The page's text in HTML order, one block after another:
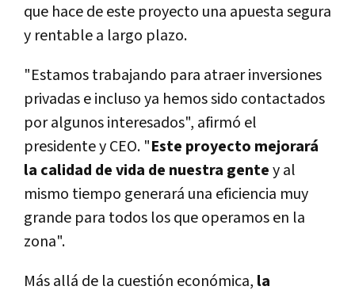
que hace de este proyecto una apuesta segura
y rentable a largo plazo.
"Estamos trabajando para atraer inversiones
privadas e incluso ya hemos sido contactados
por algunos interesados", afirmó el
presidente y CEO. "Este proyecto mejorará
la calidad de vida de nuestra gentey al
mismo tiempo generará una eficiencia muy
grande para todos los que operamos en la
zona".
Más allá de la cuestión económica, la